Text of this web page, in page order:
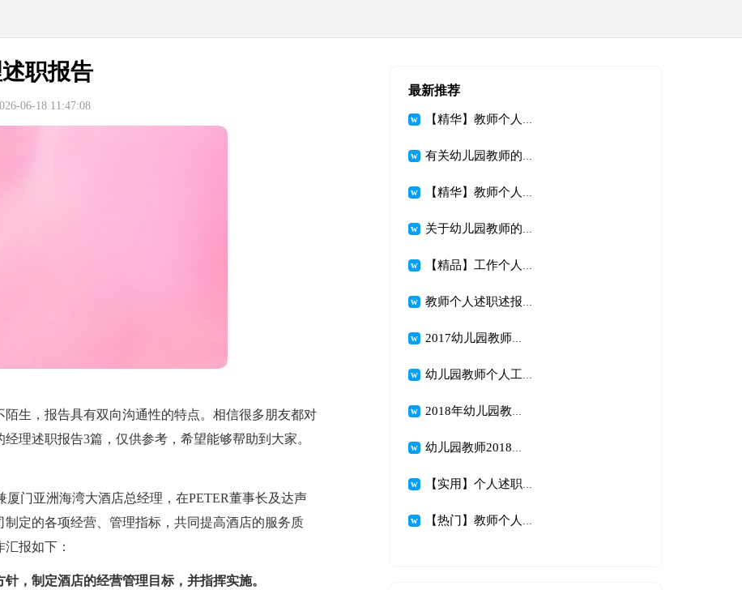
职报告
06-18 11:47:08
生，报告具有双向沟通性的特点。相信很多朋友都对
理述职报告3篇，仅供参考，希望能够帮助到大家。
门亚洲海湾大酒店总经理，在PETER董事长及达声
定的各项经营、管理指标，共同提高酒店的服务质
报如下：
，制定酒店的经营管理目标，并指挥实施。
最新推荐
【精华】教师个人述职述报告模板汇编5篇
有关幼儿园教师的个人述职报告三篇
【精华】教师个人述职述报告模板汇编8篇
关于幼儿园教师的个人述职报告模板汇编五篇
【精品】工作个人述职报告模板汇总七篇
教师个人述职述报告集合10篇
2017幼儿园教师的述职报告
幼儿园教师个人工作述职报告
2018年幼儿园教师述职报告
幼儿园教师2018年述职报告(2)
【实用】个人述职集锦七篇
【热门】教师个人述职述报告范文合集六篇